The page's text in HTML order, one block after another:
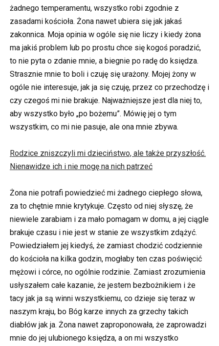
żadnego temperamentu, wszystko robi zgodnie z
zasadami kościoła. Żona nawet ubiera się jak jakaś
zakonnica. Moja opinia w ogóle się nie liczy i kiedy żona
ma jakiś problem lub po prostu chce się kogoś poradzić,
to nie pyta o zdanie mnie, a biegnie po radę do księdza.
Strasznie mnie to boli i czuję się urażony. Mojej żony w
ogóle nie interesuje, jak ja się czuję, przez co przechodzę i
czy czegoś mi nie brakuje. Najważniejsze jest dla niej to,
aby wszystko było „po bożemu”. Mówię jej o tym
wszystkim, co mi nie pasuje, ale ona mnie zbywa.
Rodzice zniszczyli mi dzieciństwo, ale także przyszłość.
Nienawidze ich i nie mogę na nich patrzeć
Żona nie potrafi powiedzieć mi żadnego ciepłego słowa,
za to chętnie mnie krytykuje. Często od niej słyszę, że
niewiele zarabiam i za mało pomagam w domu, a jej ciągle
brakuje czasu i nie jest w stanie ze wszystkim zdążyć.
Powiedziałem jej kiedyś, że zamiast chodzić codziennie
do kościoła na kilka godzin, mogłaby ten czas poświęcić
mężowi i córce, no ogólnie rodzinie. Zamiast zrozumienia
usłyszałem całe kazanie, że jestem bezbożnikiem i że
tacy jak ja są winni wszystkiemu, co dzieje się teraz w
naszym kraju, bo Bóg karze innych za grzechy takich
diabłów jak ja. Żona nawet zaproponowała, że zaprowadzi
mnie do jej ulubionego księdza, a on mi wszystko